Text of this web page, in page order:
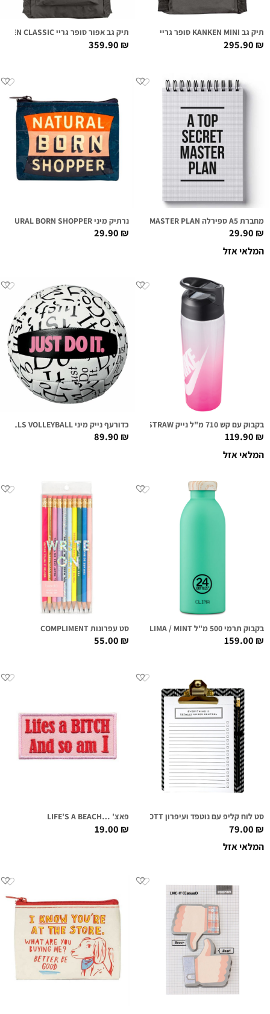
תיק גב KANKEN MINI סופר גריי
295.90₪
תיק גב אפור סופר גריי KANKEN CLASSIC
359.90₪
מחברת A5 ספירלה MASTER PLAN
29.90₪
המלאי אזל
נרתיק מיני NATURAL BORN SHOPPER
29.90₪
בקבוק עם קש 710 מ"ל נייק NIKE TR HYPERCHARGE STRAW שקוף/ורוד
119.90₪
המלאי אזל
כדורעף נייק מיני NIKE SKILLS VOLLEYBALL גודל 03 לבן/ורוד
89.90₪
בקבוק תרמי 500 מ"ל CLIMA / MINT
159.00₪
סט עפרונות COMPLIMENT
55.00₪
סט לוח קליפ עם נוטפד ועיפרון ALICE SCOTT
79.00₪
המלאי אזל
פאצ' …LIFE'S A BEACH
19.00₪